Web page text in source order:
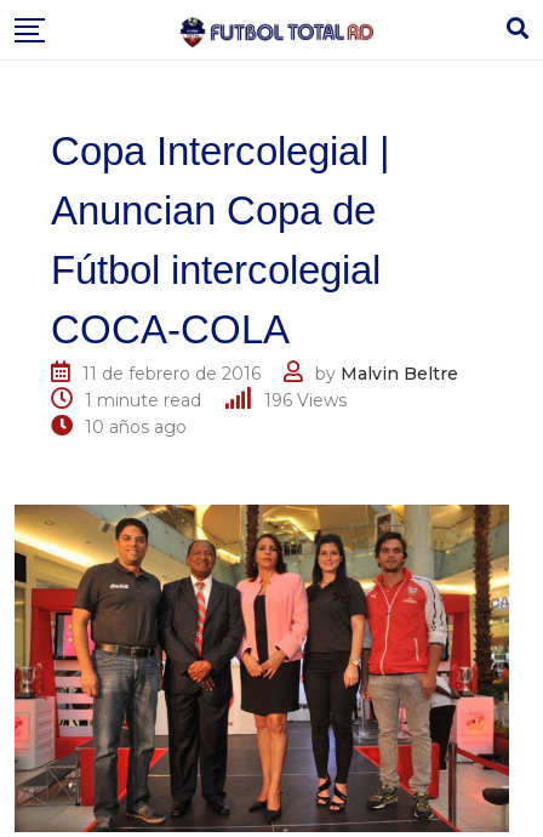
to
Copa Intercolegial |
Anuncian Copa de
Fútbol intercolegial
COCA-COLA
11 de febrero de 2016 by Malvin Beltre
1 minute read
196 Views
10 años ago